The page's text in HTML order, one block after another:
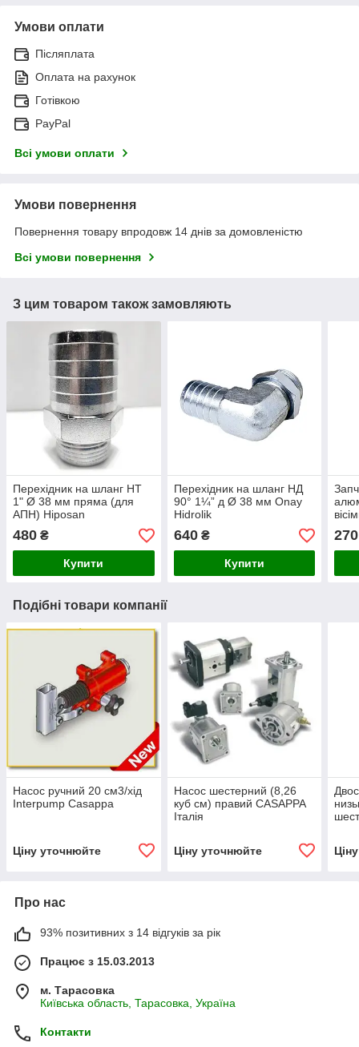
Умови оплати
Післяплата
Оплата на рахунок
Готівкою
PayPal
Всі умови оплати
Умови повернення
Повернення товару впродовж 14 днів за домовленістю
Всі умови повернення
З цим товаром також замовляють
Перехідник на шланг НТ
1" Ø 38 мм пряма (для
АПН) Hiposan
480 ₴
Купити
Перехідник на шланг НД
90° 1¼” д Ø 38 мм Onay
Hidrolik
640₴
Купити
270
Подібні товари компанії
Насос ручний 20 см3/хід
Interpump Casappa
Ціну уточнюйте
Насос шестерний (8,26
куб см) правий CASAPPA
Італія
Ціну уточнюйте
Про нас
93% позитивних з 14 відгуків за рік
Працює з 15.03.2013
м. Тарасовка
Київська область, Тарасовка, Україна
Контакти